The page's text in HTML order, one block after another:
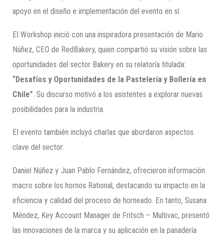
apoyo en el diseño e implementación del evento en sí.
El Workshop inició con una inspiradora presentación de Mario
Núñez, CEO de RedBakery, quien compartió su visión sobre las
oportunidades del sector Bakery en su relatoría titulada:
“Desafíos y Oportunidades de la Pastelería y Bollería en
Chile”. Su discurso motivó a los asistentes a explorar nuevas
posibilidades para la industria.
El evento también incluyó charlas que abordaron aspectos
clave del sector:
Daniel Núñez y Juan Pablo Fernández, ofrecieron información
macro sobre los hornos Rational, destacando su impacto en la
eficiencia y calidad del proceso de horneado. En tanto, Susana
Méndez, Key Account Manager de Fritsch – Multivac, presentó
las innovaciones de la marca y su aplicación en la panadería